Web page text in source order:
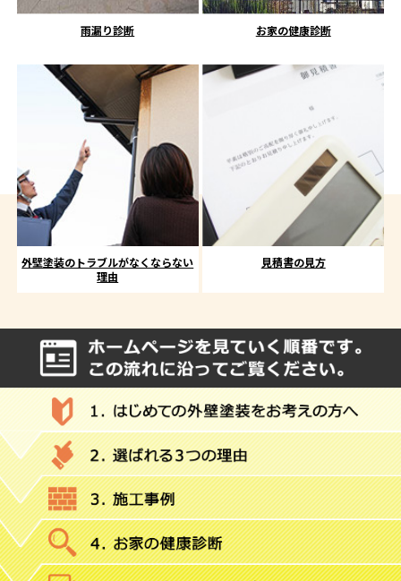
雨漏り診断 お家の健康診断
外壁塗装のトラブルがなくならない
理由
見積書の見方